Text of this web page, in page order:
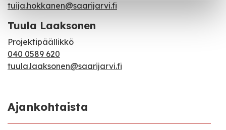
tuija.hokkanen@saarijarvi.fi
Tuula Laaksonen
Projektipäällikkö
040 0589 620
tuula.laaksonen@saarijarvi.fi
Ajankohtaista